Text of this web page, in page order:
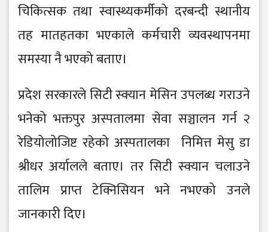
चिकित्सक तथा स्वास्थ्यकर्मीको दरबन्दी स्थानीय
तह मातहतका भएकाले कर्मचारी व्यवस्थापनमा
समस्या नै भएको बताए।
प्रदेश सरकारले सिटी स्क्यान मेसिन उपलब्ध गराउने
भनेको भक्तपुर अस्पतालमा सेवा सञ्चालन गर्न २
रेडियोलोजिष्ट रहेको अस्पतालका निमित्त मेसु डा
श्रीधर अर्यालले बताए। तर सिटी स्क्यान चलाउने
तालिम प्राप्त टेक्निसियन भने नभएको उनले
जानकारी दिए।